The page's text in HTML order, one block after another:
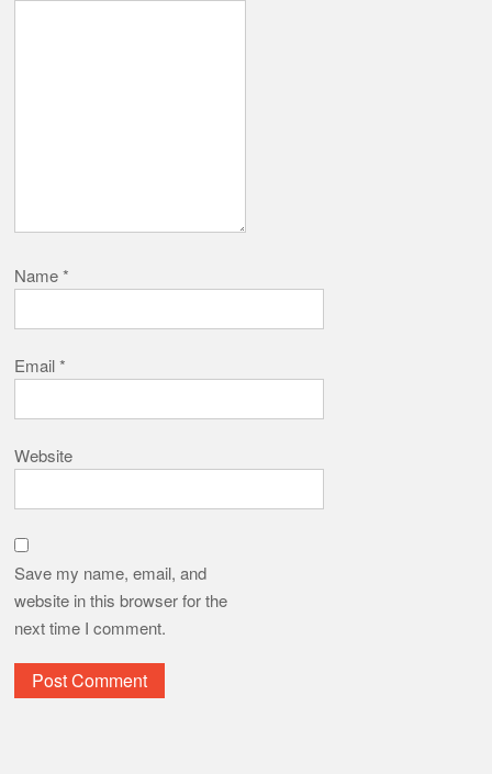
Name*
Email*
Website
Save my name, email, and
website in this browser for the
next time I comment.